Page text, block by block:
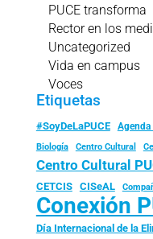
PUCE transforma
Rector en los
Uncategorized
Vida en campus
Voces
Etiquetas
#SoyDeLaPUCE Agenda
Biología
Centro Cultural
Centro Cultural
CETCIS CISeAL
Conexión
Día Internacional de la